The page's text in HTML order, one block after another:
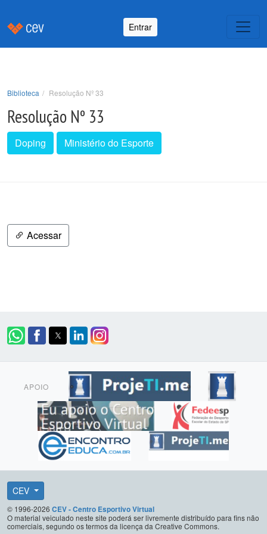
Entrar
Biblioteca Resolução Nº 33
Resolução Nº 33
Doping Ministério do Esporte
Acessar
APOIO
CEV
© 1996-2026 CEV - Centro Esportivo Virtual
O material veiculado neste site poderá ser livremente distribuído para fins não
comerciais, segundo os termos da licença da Creative Commons.